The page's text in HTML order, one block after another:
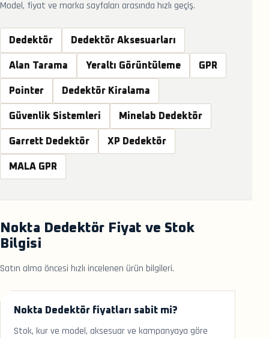
Model, fiyat ve marka sayfaları arasında hızlı geçiş.
Dedektör Dedektör Aksesuarları
Alan Tarama Yeraltı Görüntüleme GPR
Pointer Dedektör Kiralama
Güvenlik Sistemleri Minelab Dedektör
Garrett Dedektör XP Dedektör
MALA GPR
Nokta Dedektör Fiyat ve Stok
Bilgisi
Satın alma öncesi hızlı incelenen ürün bilgileri.
Nokta Dedektör fiyatları sabit mi?
Stok, kur ve model, aksesuar ve kampanyaya göre